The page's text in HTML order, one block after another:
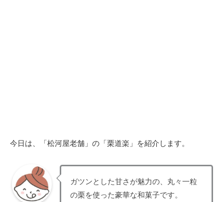
今日は、「松河屋老舗」の「栗道楽」を紹介します。
ガツンとした甘さが魅力の、丸々一粒
の栗を使った豪華な和菓子です。